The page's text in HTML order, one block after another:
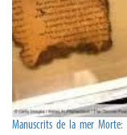
Manuscrits de la mer